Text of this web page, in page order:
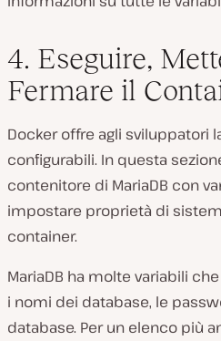
4. Eseguire,
Fermare il
Docker offre agli sviluppatori
configurabili. In questa
contenitore di MariaDB con
impostare proprietà di
container.
MariaDB ha molte variabili
i nomi dei database, le
database. Per un elenco più